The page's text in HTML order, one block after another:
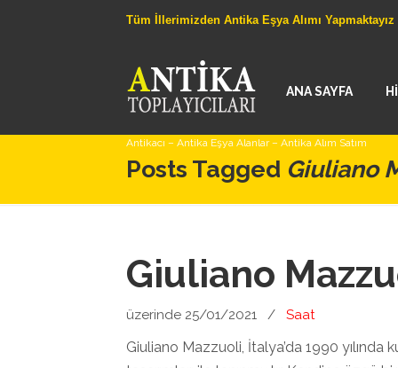
Tüm İllerimizden Antika Eşya Alımı Yapmaktayız
Antikacı – Antika Eşya Alanlar – Antika Alım Satım
ANA SAYFA
Posts Tagged Giuliano
Giuliano
üzerinde 25/01/2021 / Saat
Giuliano Mazzuoli, İtalya’da 1990 yılında